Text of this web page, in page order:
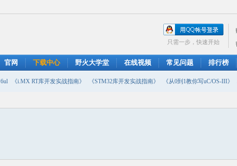
只需一步，快速开始
官网 下载中心 野火大学堂 在线视频 常见问题 排行榜
6ul 《i.MX RT库开发实战指南》 《STM32库开发实战指南》 《从0到1教你写uC/OS-III》